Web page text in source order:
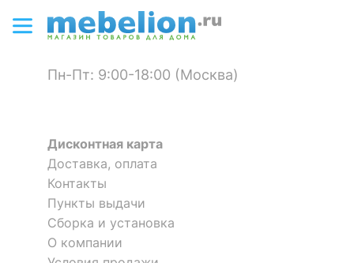
Пн-Пт: 9:00-18:00 (Москва)
Дисконтная карта
Доставка, оплата
Контакты
Пункты выдачи
Сборка и установка
О компании